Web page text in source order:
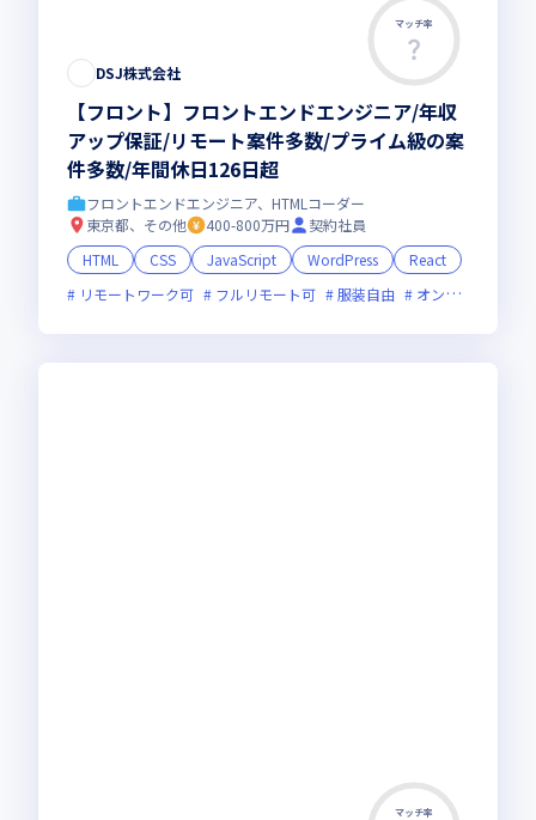
マッチ率
DSJ株式会社
【フロント】フロントエンドエンジニア/年収
アップ保証/リモート案件多数/プライム級の案
件多数/年間休日126日超
フロントエンドエンジニア、HTMLコーダー
東京都、その他
400-800万円
契約社員
HTML
CSS JavaScript WordPress
React
リモートワーク可
フルリモート可 服装自由 オンライン選考可
マッチ率